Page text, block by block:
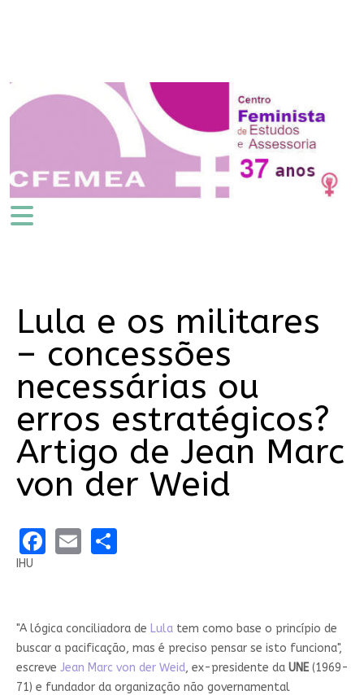
Lula e os militares
– concessões
necessárias ou
erros estratégicos?
Artigo de Jean Marc
von der Weid
Facebook
EmailShare
IHU
"A lógica conciliadora de Lulatem como base o princípio de
buscar a pacificação, mas é preciso pensar se isto funciona",
escreve Jean Marc von der Weid, ex-presidente da UNE(1969-
71) e fundador da organização não governamental